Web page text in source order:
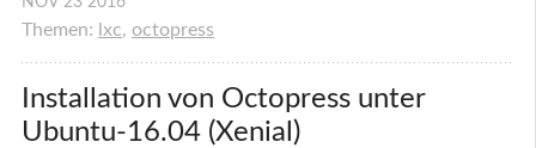
Themen: lxc, octopress
Installation von Octopress unter
Ubuntu-16.04 (Xenial)